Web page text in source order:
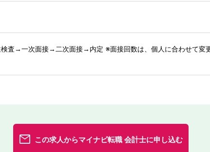
検査→一次面接→二次面接→内定 ※面接回数は、個人に合わせて変
この求人からマイナビ転職 会計士に申し込む